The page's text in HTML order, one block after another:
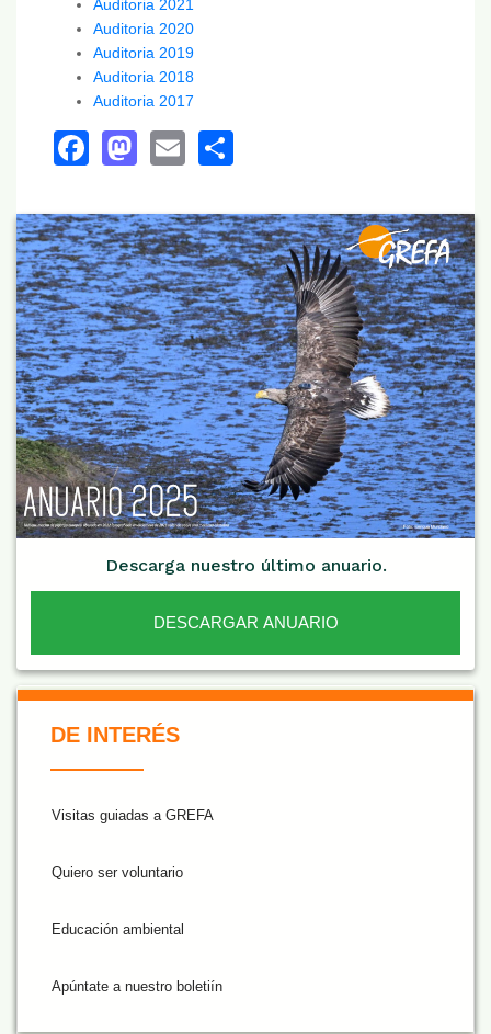
Auditoria 2021
Auditoria 2020
Auditoria 2019
Auditoria 2018
Auditoria 2017
Facebook
Mastodon
Email
Descarga nuestro último anuario.
DESCARGAR ANUARIO
De Interés NARANJA
DE INTERÉS
Visitas guiadas a GREFA
Quiero ser voluntario
Educación ambiental
Apúntate a nuestro boletiín